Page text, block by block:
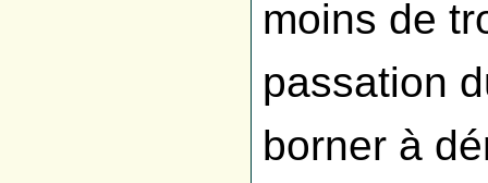
moins de
passation
borner à